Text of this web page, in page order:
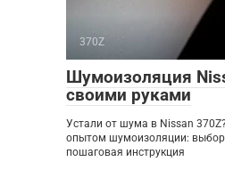
370Z
Шумоизоляция
своими руками
Устали от шума в Nissan
опытом шумоизоляции:
пошаговая инструкция